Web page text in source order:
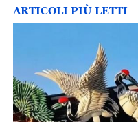
ARTICOLI PIÙ LETTI